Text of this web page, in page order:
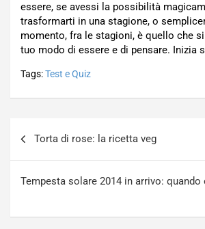
essere, se avessi la possibilità
trasformarti in una stagione, o
momento, fra le stagioni, è quello che
tuo modo di essere e di pensare. Inizia
Tags:Test e Quiz
Torta di rose: la ricetta veg
Tempesta solare 2014 in arrivo: